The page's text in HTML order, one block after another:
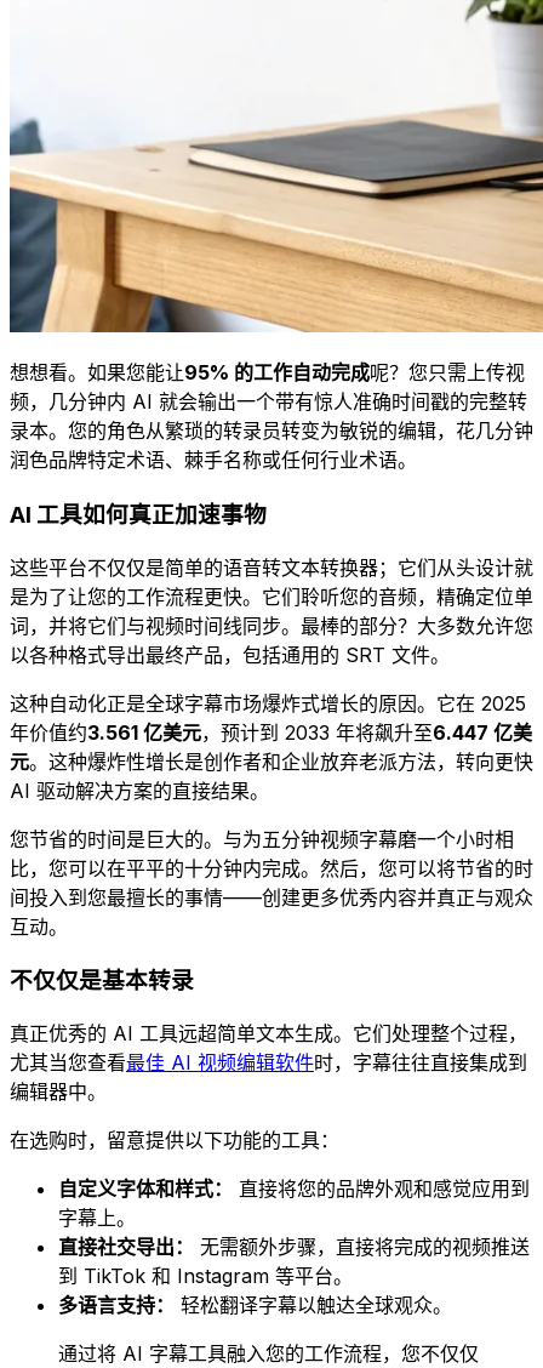
想想看。如果您能让95% 的工作自动完成呢？您只需上传视
频，几分钟内 AI 就会输出一个带有惊人准确时间戳的完整转
录本。您的角色从繁琐的转录员转变为敏锐的编辑，花几分钟
润色品牌特定术语、棘手名称或任何行业术语。
AI 工具如何真正加速事物
这些平台不仅仅是简单的语音转文本转换器；它们从头设计就
是为了让您的工作流程更快。它们聆听您的音频，精确定位单
词，并将它们与视频时间线同步。最棒的部分？大多数允许您
以各种格式导出最终产品，包括通用的 SRT 文件。
这种自动化正是全球字幕市场爆炸式增长的原因。它在 2025
年价值约3.561 亿美元，预计到 2033 年将飙升至6.447 亿美
元。这种爆炸性增长是创作者和企业放弃老派方法，转向更快
AI 驱动解决方案的直接结果。
您节省的时间是巨大的。与为五分钟视频字幕磨一个小时相
比，您可以在平平的十分钟内完成。然后，您可以将节省的时
间投入到您最擅长的事情——创建更多优秀内容并真正与观众
互动。
不仅仅是基本转录
真正优秀的 AI 工具远超简单文本生成。它们处理整个过程，
尤其当您查看最佳 AI 视频编辑软件时，字幕往往直接集成到
编辑器中。
在选购时，留意提供以下功能的工具：
自定义字体和样式：
直接将您的品牌外观和感觉应用到
字幕上。
直接社交导出：
无需额外步骤，直接将完成的视频推送
到 TikTok 和 Instagram 等平台。
多语言支持：
轻松翻译字幕以触达全球观众。
通过将 AI 字幕工具融入您的工作流程，您不仅仅